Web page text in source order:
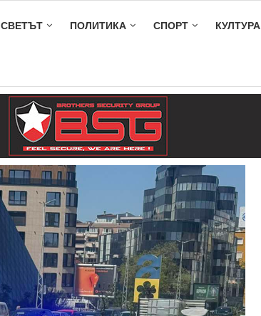
СВЕТЪТ ПОЛИТИКА СПОРТ КУЛТУРА